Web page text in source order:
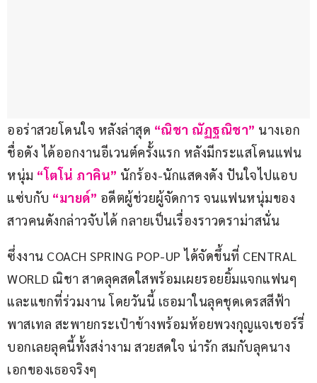
ออร่าสวยโดนใจ หลังล่าสุด “ณิชา ณัฏฐณิชา” นางเอก
ชื่อดัง ได้ออกงานอีเวนต์ครั้งแรก หลังมีกระแสโดนแฟน
หนุ่ม “โตโน่ ภาคิน” นักร้อง-นักแสดงดัง ปันใจไปแอบ
แซ่บกับ “มายด์” อดีตผู้ช่วยผู้จัดการ จนแฟนหนุ่มของ
สาวคนดังกล่าวจับได้ กลายเป็นเรื่องราวดราม่าสนั่น
ซึ่งงาน COACH SPRING POP-UP ได้จัดขึ้นที่ CENTRAL
WORLD ณิชา สาดลุคสดใสพร้อมเผยรอยยิ้มแจกแฟนๆ
และแขกที่ร่วมงาน โดยวันนี้ เธอมาในลุคชุดเดรสสีฟ้า
พาสเทล สะพายกระเป๋าข้างพร้อมห้อยพวงกุญแจเชอร์รี่
บอกเลยลุคนี้ทั้งสง่างาม สวยสดใจ น่ารัก สมกับลุคนาง
เอกของเธอจริงๆ